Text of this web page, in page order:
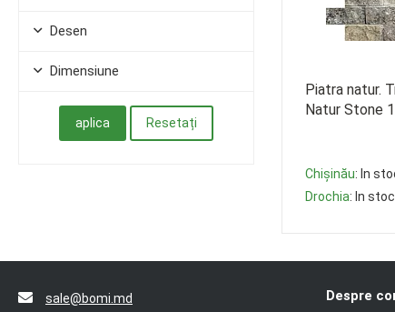
Desen
Dimensiune
Piatra natur.
Natur Stone
Chișinău: In
Drochia: In
sale@bomi.md Despre